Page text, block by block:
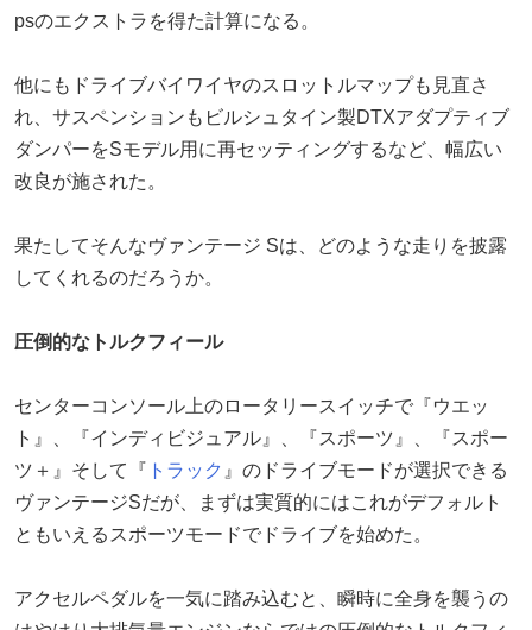
psのエクストラを得た計算になる。
他にもドライブバイワイヤのスロットルマップも見直さ
れ、サスペンションもビルシュタイン製DTXアダプティブ
ダンパーをSモデル用に再セッティングするなど、幅広い
改良が施された。
果たしてそんなヴァンテージ Sは、どのような走りを披露
してくれるのだろうか。
圧倒的なトルクフィール
センターコンソール上のロータリースイッチで『ウエッ
ト』、『インディビジュアル』、『スポーツ』、『スポー
ツ＋』そして『 トラック 』のドライブモードが選択できる
ヴァンテージSだが、まずは実質的にはこれがデフォルト
ともいえるスポーツモードでドライブを始めた。
アクセルペダルを一気に踏み込むと、瞬時に全身を襲うの